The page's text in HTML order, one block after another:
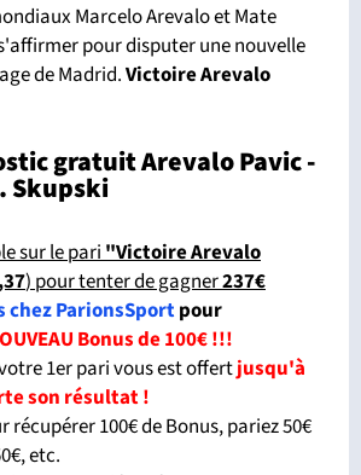
Marcelo Arevalo et Mate
pour disputer une nouvelle
de Madrid.Victoire Arevalo
gratuit Arevalo Pavic -
Skupski
sur le pari"Victoire Arevalo
) pour tenter de gagner237€
chez ParionsSportpour
Bonus de 100€ !!!
1er pari vous est offertjusqu'à
son résultat !
récupérer 100€ de Bonus, pariez 50€
etc.